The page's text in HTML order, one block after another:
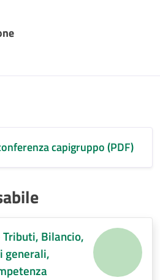
capigruppo (PDF)
Bilancio,
generali,